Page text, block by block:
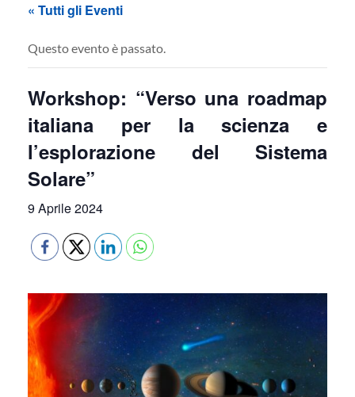
« Tutti gli Eventi
Questo evento è passato.
Workshop: “Verso una roadmap
italiana per la scienza e
l’esplorazione del Sistema
Solare”
9 Aprile 2024